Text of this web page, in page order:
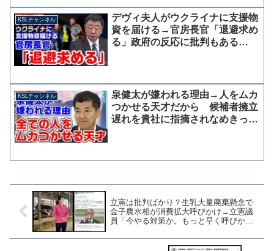
る」とコメントしました。 内閣支持率
の上昇に関しては複数の要...
KSLチャンネル
デヴィ夫人がウクライナに支援物
資を届ける→官房長官「退避求め
る」政府の反応に批判もある
KSLチャンネル
泉健太が嫌われる理由→人をムカ
つかせる天才だから 候補者擁立
遅れを貴社に指摘されなめきった
立憲は批判ばかり？生乳大量廃棄懸念で
金子農水相が消費拡大呼びかけ→立憲議
員「今やる対策か。もっと早く呼びかけ
した